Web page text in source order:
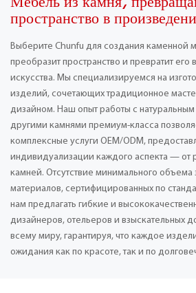
Мебель из камня,
пространство в
Выберите Chunfu для создания каменной
преобразит пространство и превратит его
искусства. Мы специализируемся на
изделий, сочетающих традиционное
дизайном. Наш опыт работы с натуральным
другими камнями премиум-класса
комплексные услуги OEM/ODM,
индивидуализации каждого аспекта — от
камней. Отсутствие минимального объема
материалов, сертифицированных по
нам предлагать гибкие и
дизайнеров, отельеров и взыскательных
всему миру, гарантируя, что каждое
ожидания как по красоте, так и по